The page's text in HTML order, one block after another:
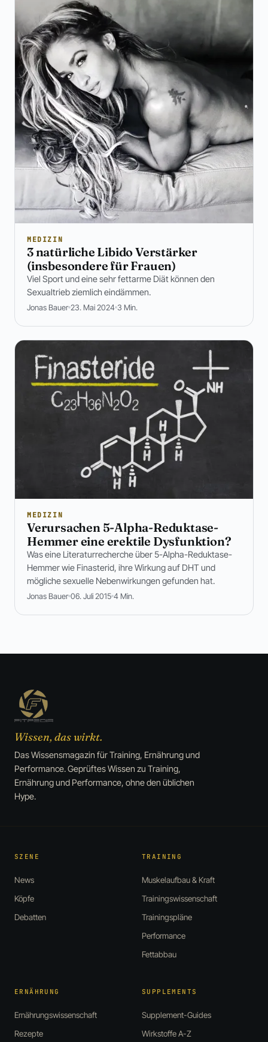
MEDIZIN
3 natürliche Libido Verstärker
(insbesondere für Frauen)
Viel Sport und eine sehr fettarme Diät können den
Sexualtrieb ziemlich eindämmen.
Jonas Bauer 23. Mai 2024 3 Min.
MEDIZIN
Verursachen 5-Alpha-Reduktase-
Hemmer eine erektile Dysfunktion?
Was eine Literaturrecherche über 5-Alpha-Reduktase-
Hemmer wie Finasterid, ihre Wirkung auf DHT und
mögliche sexuelle Nebenwirkungen gefunden hat.
Jonas Bauer 06. Juli 2015 4 Min.
Wissen, das wirkt.
Das Wissensmagazin für Training, Ernährung und
Performance. Geprüftes Wissen zu Training,
Ernährung und Performance, ohne den üblichen
Hype.
SZENE
News
Köpfe
Debatten
TRAINING
Muskelaufbau & Kraft
Trainingswissenschaft
Trainingspläne
Performance
Fettabbau
ERNÄHRUNG
Ernährungswissenschaft
Rezepte
SUPPLEMENTS
Supplement-Guides
Wirkstoffe A-Z